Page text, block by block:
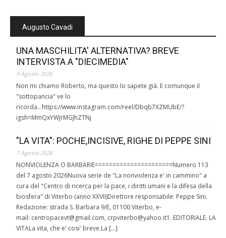
Augusto Cavadi
UNA MASCHILITA' ALTERNATIVA? BREVE
INTERVISTA A "DIECIMEDIA"
9 Agosto 2026
Non mi chiamo Roberto, ma questo lo sapete già. E comunque il
"sottopancia" ve lo
ricorda...https://www.instagram.com/reel/Dbqb7XZMUbE/?
igsh=MmQxYWJrMGJhZTNj
"LA VITA": POCHE,INCISIVE, RIGHE DI PEPPE SINI
7 Agosto 2026
NONVIOLENZA O BARBARIE======================Numero 113
del 7 agosto 2026Nuova serie de "La nonviolenza e' in cammino" a
cura del "Centro di ricerca per la pace, i diritti umani e la difesa della
biosfera" di Viterbo (anno XXVII)Direttore responsabile: Peppe Sini.
Redazione: strada S. Barbara 9/E, 01100 Viterbo, e-
mail: centropacevt@gmail.com, crpviterbo@yahoo.it1. EDITORIALE. LA
VITALa vita, che e' cosi' breve.La […]